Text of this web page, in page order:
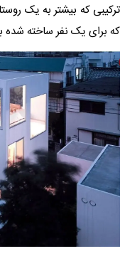
ترکیبی که بیشتر به یک
که برای یک نفر ساخته شده